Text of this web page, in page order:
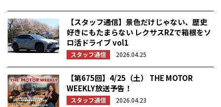
【スタッフ通信】景色だけじゃない、歴史
好きにもたまらない レクサスRZで箱根をソ
ロ活ドライブ vol1
スタッフ通信 2026.04.25
【第675回】4/25（土） THE MOTOR
WEEKLY放送予告！
スタッフ通信 2026.04.23